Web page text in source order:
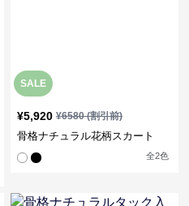
SALE
¥5,920 ¥6580(割引前)
骨格ナチュラル花柄スカート
全2色